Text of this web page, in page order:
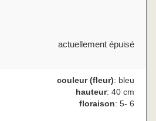
actuellement épuisé
couleur (fleur): bleu
hauteur: 40 cm
floraison: 5- 6